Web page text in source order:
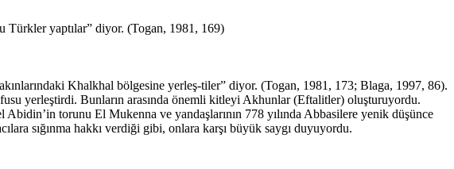
Türkler yaptılar” diyor. (Togan, 1981, 169)
Khalkhal bölgesine yerleş-tiler” diyor. (Togan, 1981, 173; Blaga, 1997, 86).
yerleştirdi. Bunların arasında önemli kitleyi Akhunlar (Eftalitler) oluşturuyordu.
Abidin’in torunu El Mukenna ve yandaşlarının 778 yılında Abbasilere yenik düşünce
sığınma hakkı verdiği gibi, onlara karşı büyük saygı duyuyordu.